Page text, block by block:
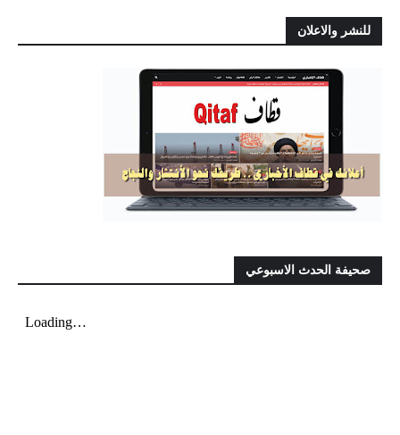
للنشر والاعلان
صحيفة الحدث الاسبوعي